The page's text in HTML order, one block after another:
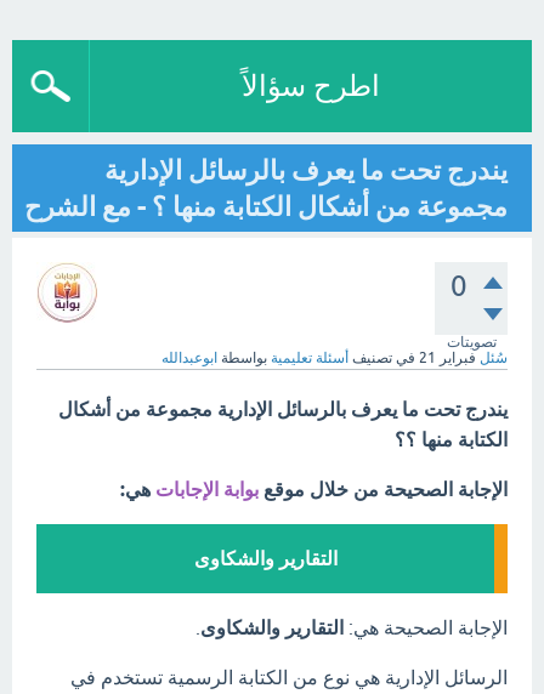
اطرح سؤالاً
يندرج تحت ما يعرف بالرسائل الإدارية
مجموعة من أشكال الكتابة منها ؟ - مع الشرح
0
تصويتات
سُئل فبراير 21 في تصنيف أسئلة تعليمية بواسطة ابوعبدالله
يندرج تحت ما يعرف بالرسائل الإدارية مجموعة من أشكال
الكتابة منها ؟؟
الإجابة الصحيحة من خلال موقع بوابة الإجابات هي:
التقارير والشكاوى
الإجابة الصحيحة هي: التقارير والشكاوى
الرسائل الإدارية هي نوع من الكتابة الرسمية تستخدم في